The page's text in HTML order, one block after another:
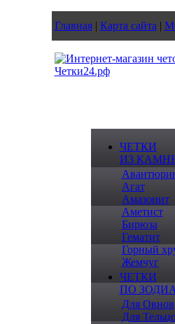
Главная| Карта сайта |
ЧЕТКИ
ИЗ
Агат
Амазонит
Аметист
Бирюза
Гематит
Горный
Жемчуг
ЧЕТКИ
ПО
Для Овнов
Для